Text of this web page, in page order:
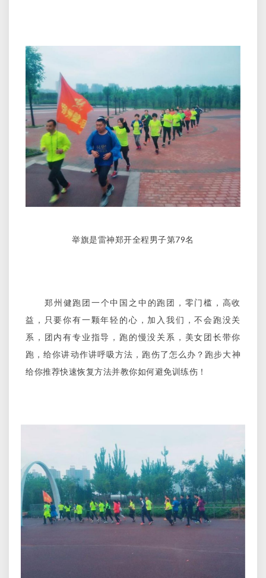
举旗是雷神郑开全程男子第79名
郑州健跑团一个中国之中的跑团，零门槛，高收
益，只要你有一颗年轻的心，加入我们，不会跑没关
系，团内有专业指导，跑的慢没关系，美女团长带你
跑，给你讲动作讲呼吸方法，跑伤了怎么办？跑步大神
给你推荐快速恢复方法并教你如何避免训练伤！